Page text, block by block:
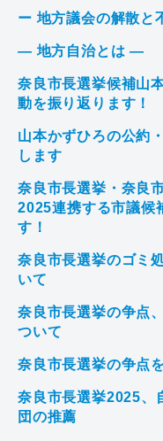
ー 地方議会の解散と
― 地方自治とは ―
奈良市長選挙候補山
動を振り返ります！
山本かずひろの公約
します
奈良市長選挙・奈良
2025連携する市議候
す！
奈良市長選挙のゴミ
いて
奈良市長選挙の争点
ついて
奈良市長選挙の争点
奈良市長選挙2025、
団の推薦